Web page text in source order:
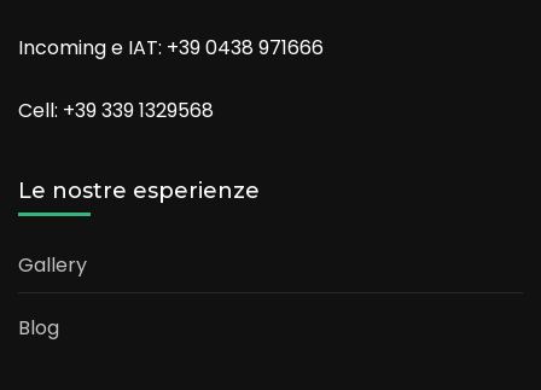
Incoming e IAT: +39 0438 971666
Cell: +39 339 1329568
Le nostre esperienze
Gallery
Blog